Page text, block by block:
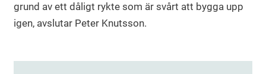
grund av ett dåligt rykte som är svårt att bygga upp
igen, avslutar Peter Knutsson.